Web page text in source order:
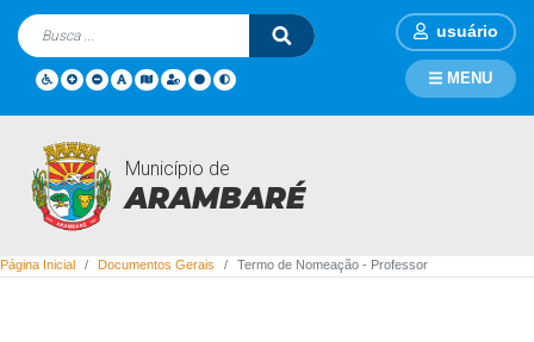
usuário
Município de
ARAMBARÉ
MENU
Documentos Gerais
Página Inicial Documentos Gerais Termo de Nomeação - Professor